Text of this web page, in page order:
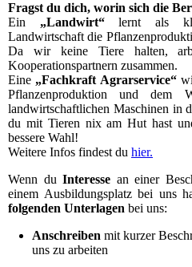
Fragst du dich, worin sich die
Ein „Landwirt“lernt als
Landwirtschaft die
Da wir keine Tiere halten,
Kooperationspartnern zusammen.
Eine „Fachkraft Agrarservice“
Pflanzenproduktion und dem
landwirtschaftlichen Maschinen in
du mit Tieren nix am Hut hast
bessere Wahl!
Weitere Infos findest du hier.
Wenn du Interesse an einer
einem Ausbildungsplatz bei uns
folgenden Unterlagen bei uns:
Anschreiben mit kurzer
uns zu arbeiten